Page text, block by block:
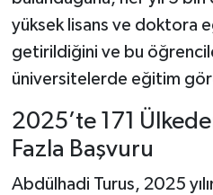
yüksek lisans ve doktora
getirildiğini ve bu
üniversitelerde eğitim
2025’te 171
Fazla Başvuru
Abdülhadi Turus, 2025